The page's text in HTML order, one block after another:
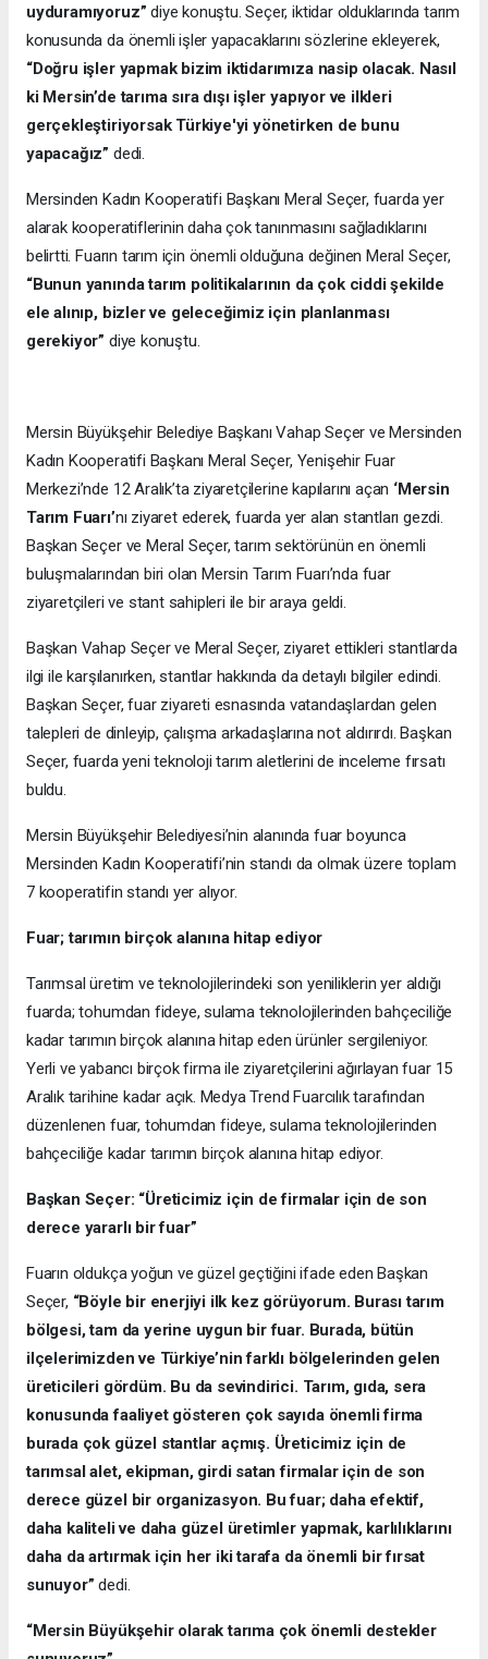
uyduramıyoruz”diye konuştu. Seçer, iktidar olduklarında tarım
konusunda da önemli işler yapacaklarını sözlerine ekleyerek,
“Doğru işler yapmak bizim iktidarımıza nasip olacak. Nasıl
ki Mersin’de tarıma sıra dışı işler yapıyor ve ilkleri
gerçekleştiriyorsak Türkiye'yi yönetirken de bunu
yapacağız” dedi.
Mersinden Kadın Kooperatifi Başkanı Meral Seçer, fuarda yer
alarak kooperatiflerinin daha çok tanınmasını sağladıklarını
belirtti. Fuarın tarım için önemli olduğuna değinen Meral Seçer,
“Bunun yanında tarım politikalarının da çok ciddi şekilde
ele alınıp, bizler ve geleceğimiz için planlanması
gerekiyor” diye konuştu.
Mersin Büyükşehir Belediye Başkanı Vahap Seçer ve Mersinden
Kadın Kooperatifi Başkanı Meral Seçer, Yenişehir Fuar
Merkezi’nde 12 Aralık’ta ziyaretçilerine kapılarını açan ‘Mersin
Tarım Fuarı’nı ziyaret ederek, fuarda yer alan stantları gezdi.
Başkan Seçer ve Meral Seçer, tarım sektörünün en önemli
buluşmalarından biri olan Mersin Tarım Fuarı’nda fuar
ziyaretçileri ve stant sahipleri ile bir araya geldi.
Başkan Vahap Seçer ve Meral Seçer, ziyaret ettikleri stantlarda
ilgi ile karşılanırken, stantlar hakkında da detaylı bilgiler edindi.
Başkan Seçer, fuar ziyareti esnasında vatandaşlardan gelen
talepleri de dinleyip, çalışma arkadaşlarına not aldırırdı. Başkan
Seçer, fuarda yeni teknoloji tarım aletlerini de inceleme fırsatı
buldu.
Mersin Büyükşehir Belediyesi’nin alanında fuar boyunca
Mersinden Kadın Kooperatifi’nin standı da olmak üzere toplam
7 kooperatifin standı yer alıyor.
Fuar; tarımın birçok alanına hitap ediyor
Tarımsal üretim ve teknolojilerindeki son yeniliklerin yer aldığı
fuarda; tohumdan fideye, sulama teknolojilerinden bahçeciliğe
kadar tarımın birçok alanına hitap eden ürünler sergileniyor.
Yerli ve yabancı birçok firma ile ziyaretçilerini ağırlayan fuar 15
Aralık tarihine kadar açık. Medya Trend Fuarcılık tarafından
düzenlenen fuar, tohumdan fideye, sulama teknolojilerinden
bahçeciliğe kadar tarımın birçok alanına hitap ediyor.
Başkan Seçer: “Üreticimiz için de firmalar için de son
derece yararlı bir fuar”
Fuarın oldukça yoğun ve güzel geçtiğini ifade eden Başkan
Seçer, “Böyle bir enerjiyi ilk kez görüyorum. Burası tarım
bölgesi, tam da yerine uygun bir fuar. Burada, bütün
ilçelerimizden ve Türkiye’nin farklı bölgelerinden gelen
üreticileri gördüm. Bu da sevindirici. Tarım, gıda, sera
konusunda faaliyet gösteren çok sayıda önemli firma
burada çok güzel stantlar açmış. Üreticimiz için de
tarımsal alet, ekipman, girdi satan firmalar için de son
derece güzel bir organizasyon. Bu fuar; daha efektif,
daha kaliteli ve daha güzel üretimler yapmak, karlılıklarını
daha da artırmak için her iki tarafa da önemli bir fırsat
sunuyor” dedi.
“Mersin Büyükşehir olarak tarıma çok önemli destekler